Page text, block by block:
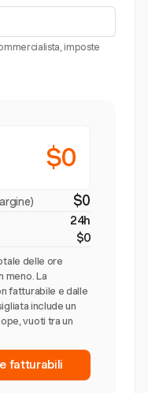
imposte
$0
$0
24h
$0
delle ore
meno. La
fatturabile e dalle
include un
vuoti tra un
fatturabili